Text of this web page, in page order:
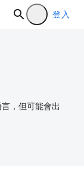
登入
，但可能會出